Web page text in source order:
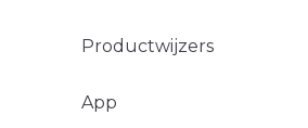
Productwijzers
App